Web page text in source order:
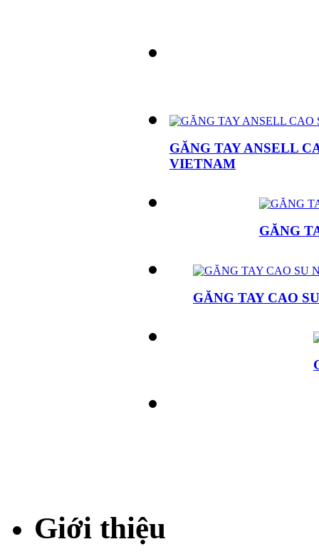
GĂNG TAY ANSELL
VIETNAM
GĂNG
GĂNG TAY CAO
Giới thiệu